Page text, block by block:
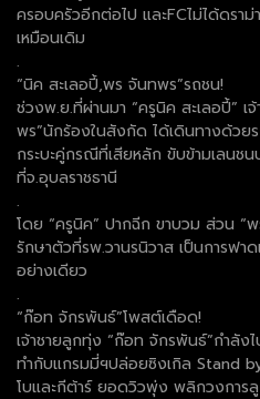
ครอบครัวอีกต่อไป และFCไม่ได้ดรา
เหมือนเดิม
.
“นิค สะเลอปี้,พร จันทพร”รถชน!
ช่วงพ.ย.ที่ผ่านมา “ครูนิค สะเลอปี้”
พร”นักร้องในสังกัด ได้เดินทางด้วย
กระบะคู่กรณีที่เสียหลัก ขับข้ามเลนชน
ที่จ.อุบลราชธานี
.
โดย “ครูนิค” ปากฉีก ขาบวม ส่วน “
รักษาตัวที่รพ.วานรนิวาส เป็นการฟา
อย่างเดียว
.
“ก๊อท จักรพันธ์”โพสต์เดือด!
เจ้าชายลูกทุ่ง “ก๊อท จักรพันธ์”กำลัง
ทำกับแกรมมี่ฯปล่อยซิงเกิล
โบและกีต้าร์ ยอดวิวพุ่ง พลิกวงกา